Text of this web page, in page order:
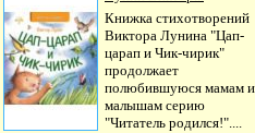
Книжка стихотворений
Виктора Лунина "Цап-
царап и Чик-чирик"
продолжает
полюбившуюся мамам и
малышам серию
"Читатель родился!"....